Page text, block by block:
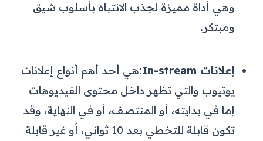
وهي أداة مميزة لجذب الانتباه بأسلوب شيق
ومبتكر.
إعلانات In-stream:
هي أحد أهم أنواع إعلانات
يوتيوب والتي تظهر داخل محتوى الفيديوهات
إما في بدايته، أو المنتصف، أو في النهاية، وقد
تكون قابلة للتخطي بعد 10 ثواني، أو غير قابلة